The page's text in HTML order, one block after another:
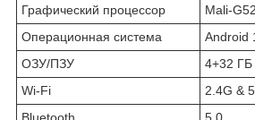
Графический процессор
Mali-
Операционная система
Android
ОЗУ/ПЗУ
4+32 ГБ
Wi-Fi
2.4G &
Bluetooth
5.0